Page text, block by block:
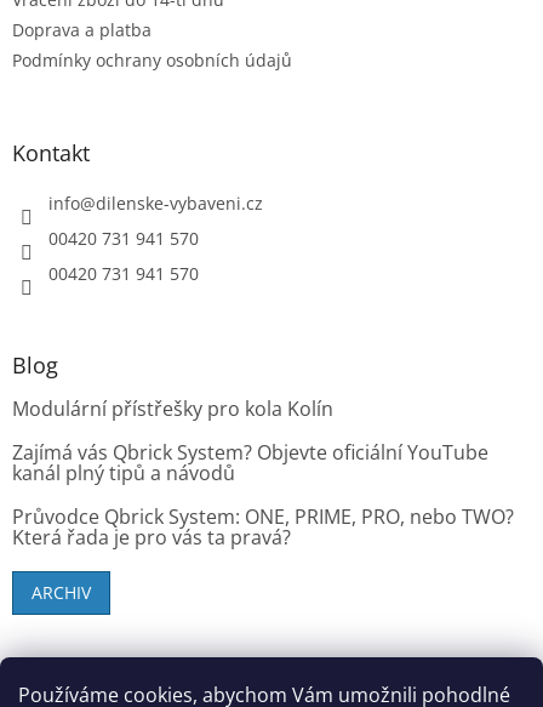
Používáme cookies, abychom Vám umožnili pohodlné
Doprava a platba
Podmínky ochrany osobních údajů
Kontakt
info@dilenske-vybaveni.cz
00420 731 941 570
00420 731 941 570
Blog
Modulární přístřešky pro kola Kolín
Zajímá vás Qbrick System? Objevte oficiální YouTube
kanál plný tipů a návodů
Průvodce Qbrick System: ONE, PRIME, PRO, nebo TWO?
Která řada je pro vás ta pravá?
ARCHIV